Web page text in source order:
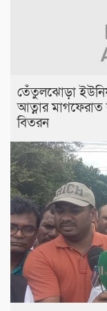
তেঁতুলঝোড়া
আত্নার মাগফেরাত
বিতরন